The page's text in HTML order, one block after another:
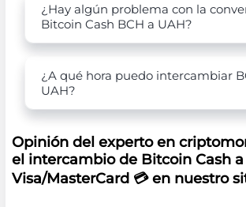
¿Hay algún problema con la
Bitcoin Cash BCH a UAH?
¿A qué hora puedo intercambiar
UAH?
Opinión del experto en
el intercambio de Bitcoin Cash a
Visa/MasterCard 💳 en nuestro